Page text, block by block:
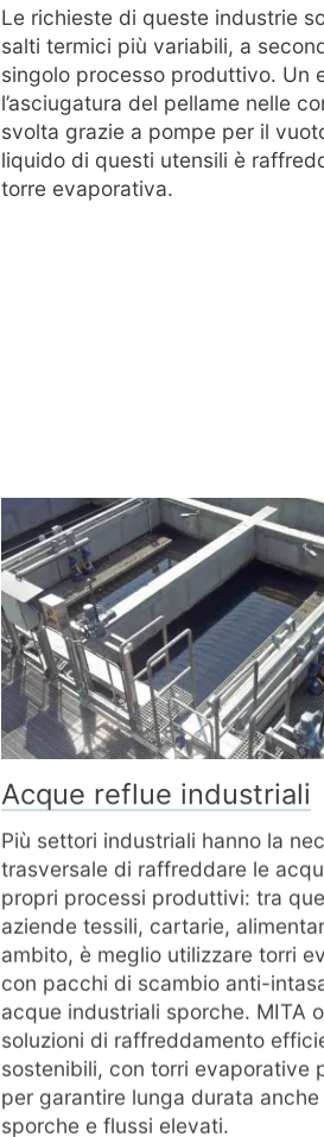
Le richieste di queste industrie
salti termici più variabili, a
singolo processo produttivo. Un
l’asciugatura del pellame nelle
svolta grazie a pompe per il
liquido di questi utensili è
torre evaporativa.
Acque reflue industriali
Più settori industriali hanno la
trasversale di raffreddare le
propri processi produttivi: tra
aziende tessili, cartarie,
ambito, è meglio utilizzare torri
con pacchi di scambio anti-
acque industriali sporche. MITA
soluzioni di raffreddamento
sostenibili, con torri evaporative
per garantire lunga durata
sporche e flussi elevati.